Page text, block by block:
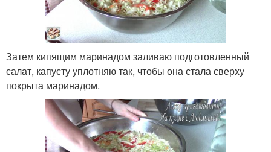
Затем кипящим маринадом заливаю подготовленный
салат, капусту уплотняю так, чтобы она стала сверху
покрыта маринадом.